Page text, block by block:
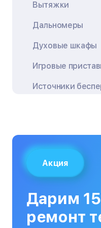
Вытяжки
Дальномеры
Духовые шкафы
Игровые
Источники
Кофемашины
Кухонные плиты
МФУ
Акция
Дарим
ремонт